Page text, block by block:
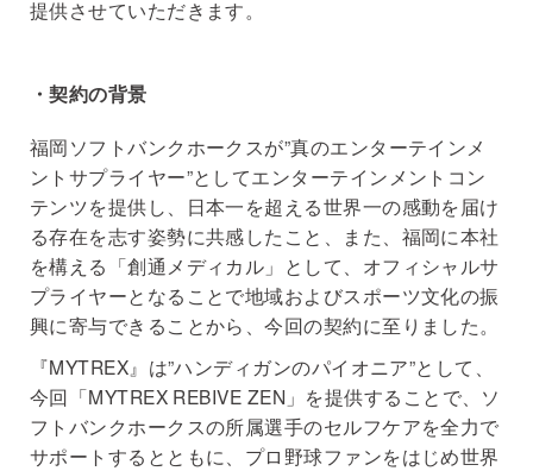
提供させていただきます。
・契約の背景
福岡ソフトバンクホークスが”真のエンターテインメ
ントサプライヤー”としてエンターテインメントコン
テンツを提供し、日本一を超える世界一の感動を届け
る存在を志す姿勢に共感したこと、また、福岡に本社
を構える「創通メディカル」として、オフィシャルサ
プライヤーとなることで地域およびスポーツ文化の振
興に寄与できることから、今回の契約に至りました。
『MYTREX』は”ハンディガンのパイオニア”として、
今回「MYTREX REBIVE ZEN」を提供することで、ソ
フトバンクホークスの所属選手のセルフケアを全力で
サポートするとともに、プロ野球ファンをはじめ世界